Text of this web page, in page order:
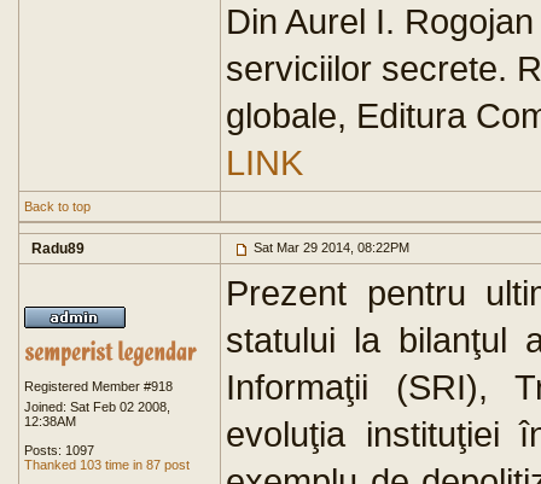
Din Aurel I.
serviciilor secrete.
globale, Editura
LINK
Back to top
Radu89 Sat Mar 29 2014, 08:22PM
Registered Member #918
Joined: Sat Feb 02 2008,
12:38AM
Posts: 1097
Thanked 103 time in 87 post
Prezent pentru
statului la bilanţul
Informaţii (SRI),
evoluţia instituţiei